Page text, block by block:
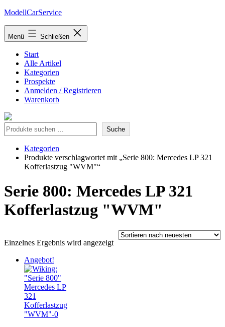
Zum
springen
ModellCarService
Menü Schließen
Start
Alle Artikel
Kategorien
Prospekte
Anmelden / Registrieren
Warenkorb
Suche Suche
Kategorien
Produkte verschlagwortet mit „Serie 800: Mercedes LP 321
Kofferlastzug "WVM"“
Serie 800: Mercedes LP 321
Kofferlastzug "WVM"
Einzelnes Ergebnis wird angezeigt
Angebot!